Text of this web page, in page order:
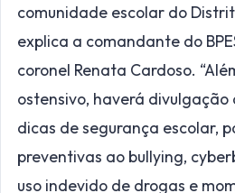
comunidade escolar do
explica a comandante do
coronel Renata Cardoso.
ostensivo, haverá
dicas de segurança escolar,
preventivas ao bullying,
uso indevido de drogas e